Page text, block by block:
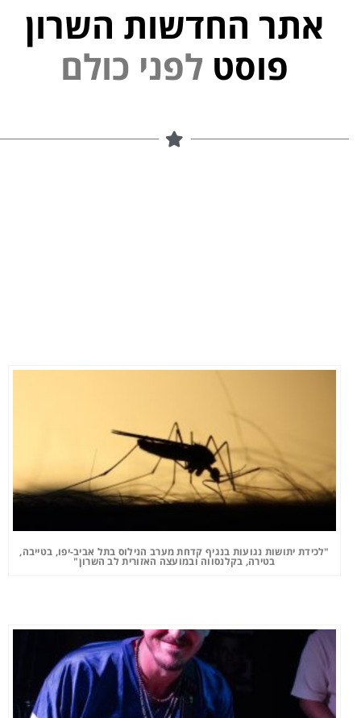
אתר החדשות השרון
פוסט
"לכידת יתושות נגועות בנגיף קדחת מערב הנילוס בתל אביב-יפו, בטייבה,
בטירה, בקלנסווה ובמועצה האזורית לב השרון"